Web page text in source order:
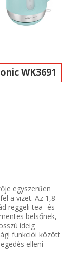
WK3691
egyszerűen
a vizet. Az 1,8
reggeli tea- és
belsőnek,
ideig
funkciói között
elleni